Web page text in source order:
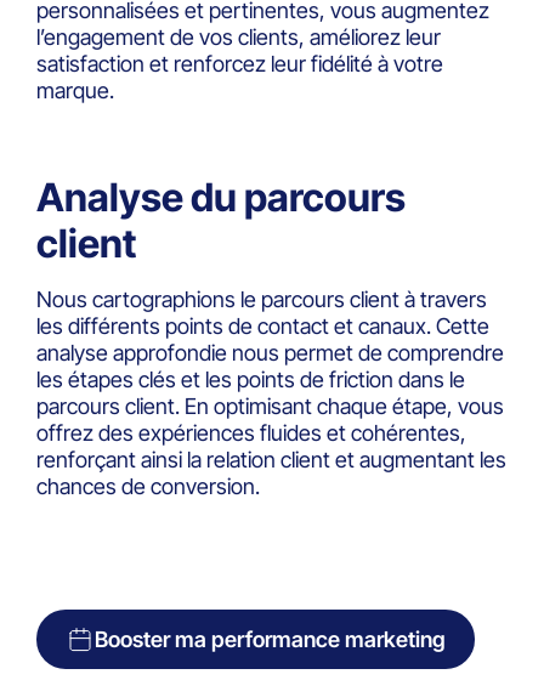
personnalisées et pertinentes, vous augmentez
l’engagement de vos clients, améliorez leur
satisfaction et renforcez leur fidélité à votre
marque.
Analyse du parcours
client
Nous cartographions le parcours client à travers
les différents points de contact et canaux. Cette
analyse approfondie nous permet de comprendre
les étapes clés et les points de friction dans le
parcours client. En optimisant chaque étape, vous
offrez des expériences fluides et cohérentes,
renforçant ainsi la relation client et augmentant les
chances de conversion.
Booster ma performance marketing